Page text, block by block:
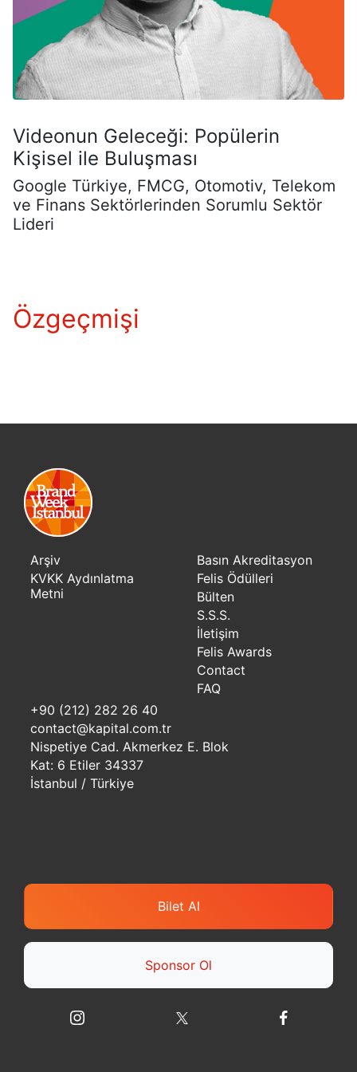
Videonun Geleceği: Popülerin
Kişisel ile Buluşması
Google Türkiye, FMCG, Otomotiv, Telekom
ve Finans Sektörlerinden Sorumlu Sektör
Lideri
Özgeçmişi
Arşiv
KVKK Aydınlatma
Metni
Basın Akreditasyon
Felis Ödülleri
Bülten
S.S.S.
İletişim
Felis Awards
Contact
FAQ
+90 (212) 282 26 40
contact@kapital.com.tr
Nispetiye Cad. Akmerkez E. Blok
Kat: 6 Etiler 34337
İstanbul / Türkiye
Bilet Al
Sponsor Ol